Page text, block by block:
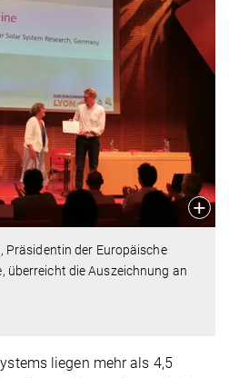
Präsidentin der Europäische
überreicht die Auszeichnung an
liegen mehr als 4,5